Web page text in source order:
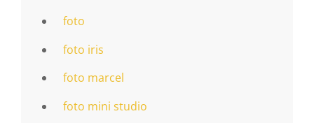
foto
foto iris
foto marcel
foto mini studio